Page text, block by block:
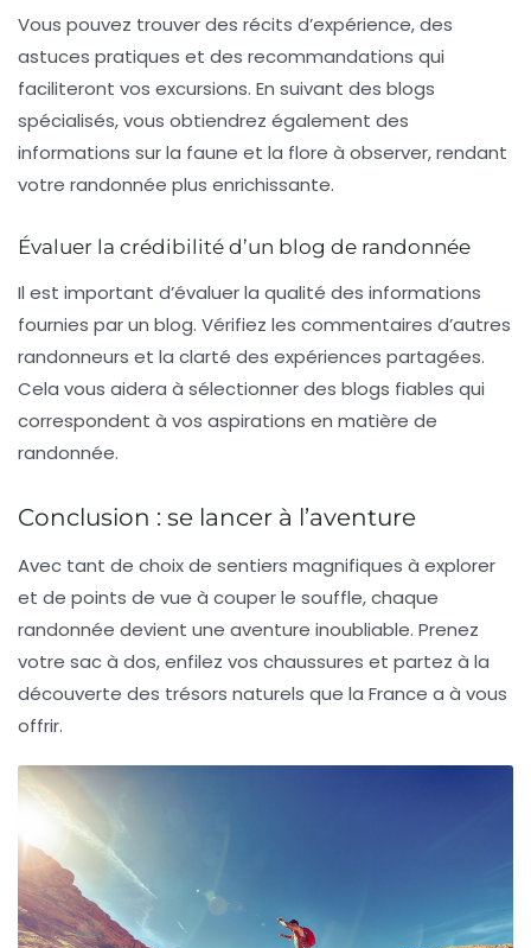
Vous pouvez trouver des récits d’expérience, des
astuces pratiques et des recommandations qui
faciliteront vos excursions. En suivant des blogs
spécialisés, vous obtiendrez également des
informations sur la faune et la flore à observer, rendant
votre randonnée plus enrichissante.
Évaluer la crédibilité d’un blog de randonnée
Il est important d’évaluer la qualité des informations
fournies par un blog. Vérifiez les commentaires d’autres
randonneurs et la clarté des expériences partagées.
Cela vous aidera à sélectionner des blogs fiables qui
correspondent à vos aspirations en matière de
randonnée.
Conclusion : se lancer à l’aventure
Avec tant de choix de sentiers magnifiques à explorer
et de points de vue à couper le souffle, chaque
randonnée devient une aventure inoubliable. Prenez
votre sac à dos, enfilez vos chaussures et partez à la
découverte des trésors naturels que la France a à vous
offrir.